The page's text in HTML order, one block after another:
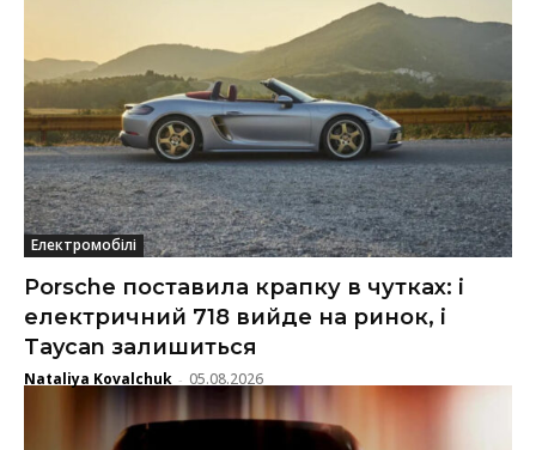
Електромобілі
Porsche поставила крапку в чутках: і
електричний 718 вийде на ринок, і
Taycan залишиться
Nataliya Kovalchuk - 05.08.2026